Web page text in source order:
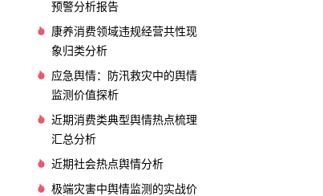
预警分析报告
康养消费领域违规经营共性现
象归类分析
应急舆情：防汛救灾中的舆情
监测价值探析
近期消费类典型舆情热点梳理
汇总分析
近期社会热点舆情分析
极端灾害中舆情监测的实战价